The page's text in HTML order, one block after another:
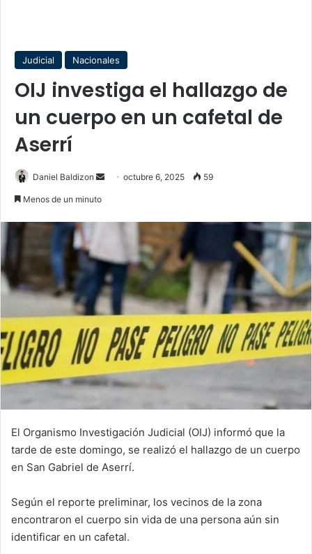
Judicial Nacionales
OIJ investiga el hallazgo de
un cuerpo en un cafetal de
Aserrí
Daniel Baldizon
Sendoctubre 6, 2025 59
Menos de un minuto
El Organismo Investigación Judicial (OIJ) informó que la
tarde de este domingo, se realizó el hallazgo de un cuerpo
en San Gabriel de Aserrí.
Según el reporte preliminar, los vecinos de la zona
encontraron el cuerpo sin vida de una persona aún sin
identificar en un cafetal.